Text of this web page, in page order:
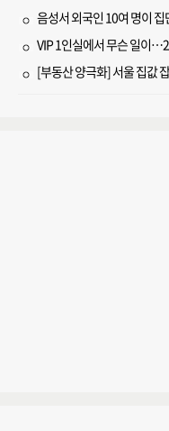
음성서 외국인 10여 명이
VIP 1인실에서 무슨 일이
[부동산 양극화] 서울 집값